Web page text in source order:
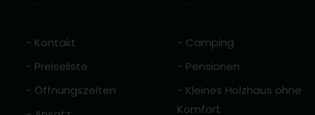
- Kontakt
- Preiseliste
- Öffnungszeiten
- Camping
- Pensionen
- Kleines Holzhaus ohne
Komfort